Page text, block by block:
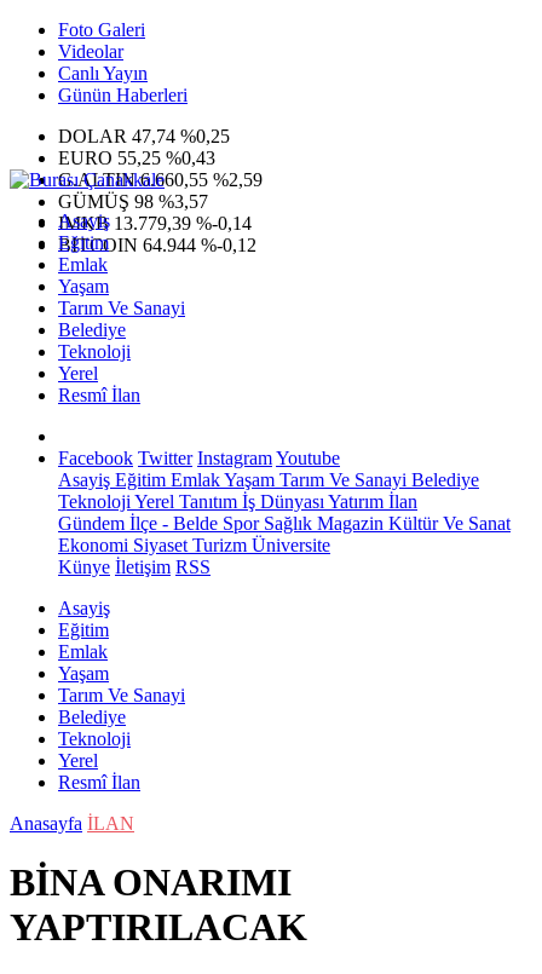
Foto Galeri
Videolar
Canlı Yayın
Günün Haberleri
DOLAR 47,74 %0,25
EURO 55,25 %0,43
G.ALTIN6.660,55 %2,59
GÜMÜŞ 98 %3,57
IMKB 13.779,39 %-0,14
BITCOIN 64.944 %-0,12
Asayiş
Eğitim
Emlak
Yaşam
Tarım Ve Sanayi
Belediye
Teknoloji
Yerel
Resmî İlan
Facebook Twitter InstagramYoutube
Asayiş Eğitim EmlakYaşam Tarım Ve Sanayi Belediye
Teknoloji Yerel Tanıtım İş Dünyası Yatırım İlan
Gündem İlçe - Belde SporSağlık Magazin Kültür Ve Sanat
Ekonomi Siyaset Turizm Üniversite
Künye İletişim RSS
Asayiş
Eğitim
Emlak
Yaşam
Tarım Ve Sanayi
Belediye
Teknoloji
Yerel
Resmî İlan
Anasayfa İLAN
BİNA ONARIMI
YAPTIRILACAK